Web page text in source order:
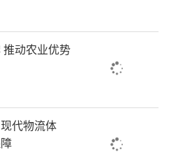
动农业优势
代物流体